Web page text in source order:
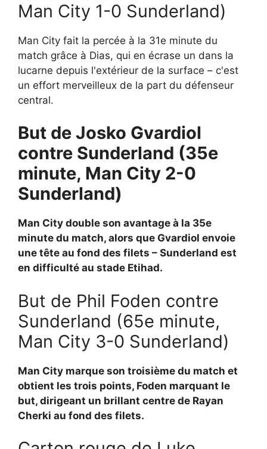
Man City 1-0 Sunderland)
Man City fait la percée à la 31e minute du
match grâce à Dias, qui en écrase un dans la
lucarne depuis l'extérieur de la surface – c'est
un effort merveilleux de la part du défenseur
central.
But de Josko Gvardiol
contre Sunderland (35e
minute, Man City 2-0
Sunderland)
Man City double son avantage à la 35e
minute du match, alors que Gvardiol envoie
une tête au fond des filets – Sunderland est
en difficulté au stade Etihad.
But de Phil Foden contre
Sunderland (65e minute,
Man City 3-0 Sunderland)
Man City marque son troisième du match et
obtient les trois points, Foden marquant le
but, dirigeant un brillant centre de Rayan
Cherki au fond des filets.